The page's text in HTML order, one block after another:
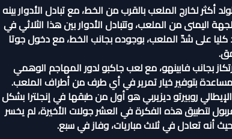
أكثر لخارج الملعب بالقرب من الخط، مع تبادل الأدوار بينه
اليمنى من الملعب، وتتبادل الأدوار بين هذا الثلاثي في
كليا على شدّ الملعب، بوجوده بجانب الخط، مع دخول جوتا
بجانب فابينهو، مع لعب جاكبو لدور المهاجم الوهمي
بتوفير خيار تمرير في أي طرف من أطراف الملعب.
روبيرتو ديزيربي هو أول من طبقها في إنجلترا بشكل
لتطبيق هذه الفكرة في العشر جولات الأخيرة، لم يخسر
أنه تعادل في ثلاث مباريات، وفاز في سبع.